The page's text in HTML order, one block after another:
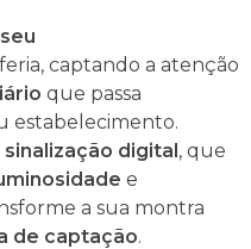
captando a atenção
que passa
estabelecimento.
sinalização digital, que
e
a sua montra
de captação.